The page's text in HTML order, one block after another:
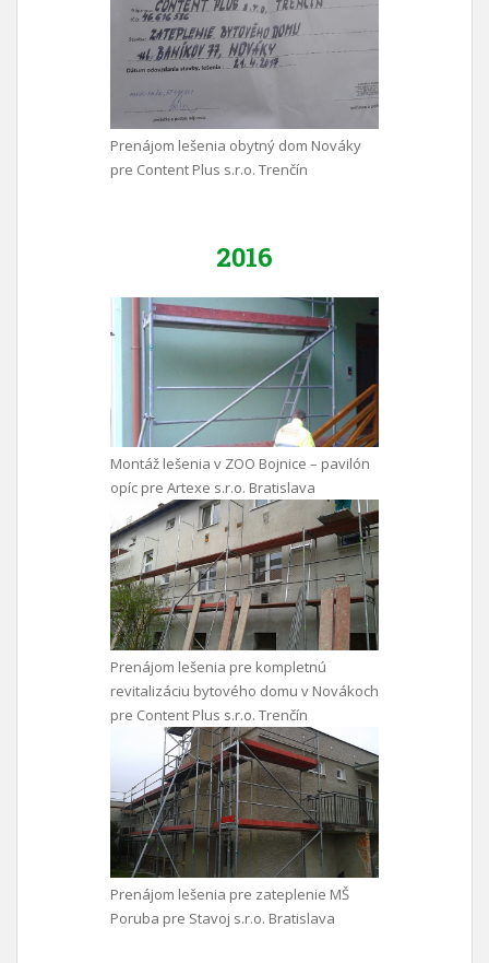
Prenájom lešenia obytný dom Nováky
pre Content Plus s.r.o. Trenčín
2016
Montáž lešenia v ZOO Bojnice – pavilón
opíc pre Artexe s.r.o. Bratislava
Prenájom lešenia pre kompletnú
revitalizáciu bytového domu v Novákoch
pre Content Plus s.r.o. Trenčín
Prenájom lešenia pre zateplenie MŠ
Poruba pre Stavoj s.r.o. Bratislava